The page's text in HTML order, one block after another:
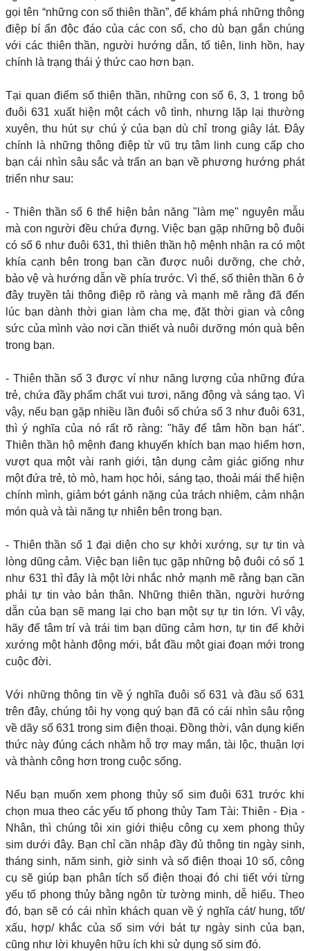
gọi tên “những con số thiên thần”, để khám phá những thông
điệp bí ẩn độc đáo của các con số, cho dù bạn gắn chúng
với các thiên thần, người hướng dẫn, tổ tiên, linh hồn, hay
chính là trạng thái ý thức cao hơn bạn.
Tại quan điểm số thiên thần, những con số 6, 3, 1 trong bộ
đuôi 631 xuất hiện một cách vô tình, nhưng lặp lại thường
xuyên, thu hút sự chú ý của bạn dù chỉ trong giây lát. Đây
chính là những thông điệp từ vũ trụ tâm linh cung cấp cho
bạn cái nhìn sâu sắc và trấn an bạn về phương hướng phát
triển như sau:
- Thiên thần số 6 thể hiện bản năng "làm mẹ" nguyên mẫu
mà con người đều chứa đựng. Việc bạn gặp những bộ đuôi
có số 6 như đuôi 631, thì thiên thần hộ mệnh nhận ra có một
khía cạnh bên trong bạn cần được nuôi dưỡng, che chở,
bảo vệ và hướng dẫn về phía trước. Vì thế, số thiên thần 6 ở
đây truyền tải thông điệp rõ ràng và mạnh mẽ rằng đã đến
lúc bạn dành thời gian làm cha mẹ, đặt thời gian và công
sức của mình vào nơi cần thiết và nuôi dưỡng món quà bên
trong bạn.
- Thiên thần số 3 được ví như năng lượng của những đứa
trẻ, chứa đầy phẩm chất vui tươi, năng động và sáng tạo. Vì
vậy, nếu bạn gặp nhiều lần đuôi số chứa số 3 như đuôi 631,
thì ý nghĩa của nó rất rõ ràng: "hãy để tâm hồn bạn hát".
Thiên thần hộ mệnh đang khuyến khích bạn mạo hiểm hơn,
vượt qua một vài ranh giới, tận dụng cảm giác giống như
một đứa trẻ, tò mò, ham học hỏi, sáng tạo, thoải mái thể hiện
chính mình, giảm bớt gánh nặng của trách nhiệm, cảm nhận
món quà và tài năng tự nhiên bên trong bạn.
- Thiên thần số 1 đại diện cho sự khởi xướng, sự tự tin và
lòng dũng cảm. Việc bạn liên tục gặp những bộ đuôi có số 1
như 631 thì đây là một lời nhắc nhở mạnh mẽ rằng bạn cần
phải tự tin vào bản thân. Những thiên thần, người hướng
dẫn của bạn sẽ mang lại cho bạn một sự tự tin lớn. Vì vậy,
hãy để tâm trí và trái tim bạn dũng cảm hơn, tự tin để khởi
xướng một hành động mới, bắt đầu một giai đoạn mới trong
cuộc đời.
Với những thông tin về ý nghĩa đuôi số 631 và đầu số 631
trên đây, chúng tôi hy vọng quý bạn đã có cái nhìn sâu rộng
về dãy số 631 trong sim điện thoại. Đồng thời, vận dụng kiến
thức này đúng cách nhằm hỗ trợ may mắn, tài lộc, thuận lợi
và thành công hơn trong cuộc sống.
Nếu bạn muốn xem phong thủy số sim đuôi 631 trước khi
chọn mua theo các yếu tố phong thủy Tam Tài: Thiên - Địa -
Nhân, thì chúng tôi xin giới thiệu công cụ xem phong thủy
sim dưới đây. Bạn chỉ cần nhập đầy đủ thông tin ngày sinh,
tháng sinh, năm sinh, giờ sinh và số điện thoại 10 số, công
cụ sẽ giúp bạn phân tích số điện thoại đó chi tiết với từng
yếu tố phong thủy bằng ngôn từ tường minh, dễ hiểu. Theo
đó, bạn sẽ có cái nhìn khách quan về ý nghĩa cát/ hung, tốt/
xấu, hợp/ khắc của số sim với bát tự ngày sinh của bạn,
cũng như lời khuyên hữu ích khi sử dụng số sim đó.